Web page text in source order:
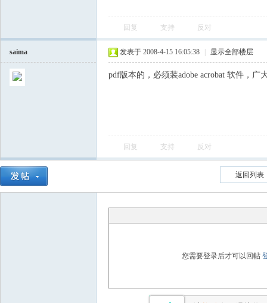
回复 支持 反对
saima 发表于 2008-4-15 16:05:38 显示全部楼层
pdf版本的，必须装adobe acrobat 软件，
回复 支持 反对
返回列表
您需要登录后才可以回帖